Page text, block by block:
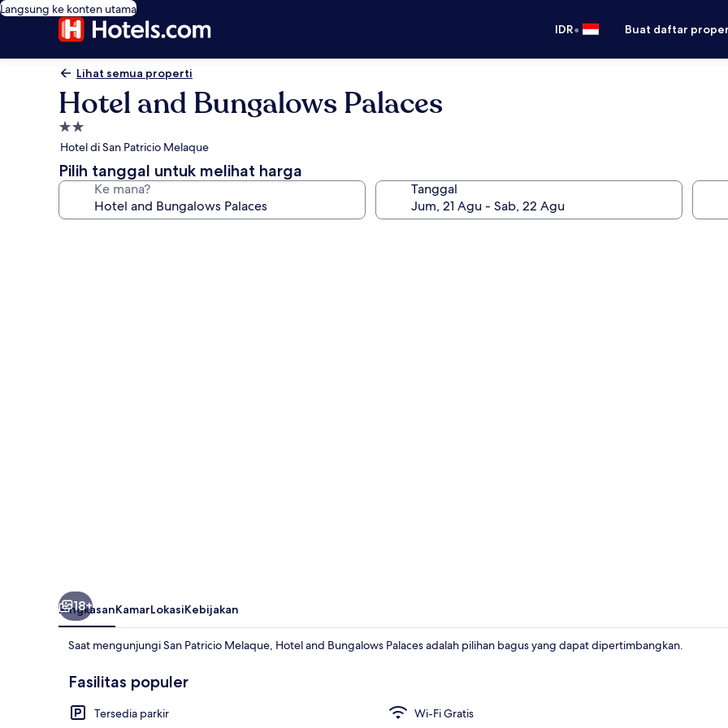
Langsung ke konten utama
IDR• Buat daftar
Lihat semua properti
Hotel and Bungalows Palaces
Properti
bintang
2.0
Hotel di San Patricio Melaque
Pilih tanggal untuk melihat harga
Ke mana? Tanggal
18+
RingkasanKamarLokasiKebijakan
Saat mengunjungi San Patricio Melaque, Hotel and Bungalows Palaces adalah pilihan bagus yang dapat dipertimbangkan.
Fasilitas populer
Tersedia parkir
Wi-Fi Gratis